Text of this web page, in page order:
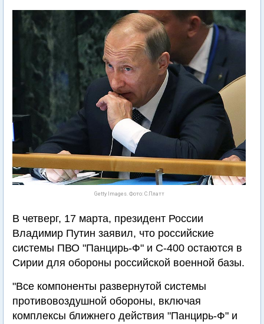
Getty Images. Фото: С.Платт
В четверг, 17 марта, президент России
Владимир Путин заявил, что российские
системы ПВО "Панцирь-Ф" и С-400 остаются в
Сирии для обороны российской военной базы.
"Все компоненты развернутой системы
противовоздушной обороны, включая
комплексы ближнего действия "Панцирь-Ф" и